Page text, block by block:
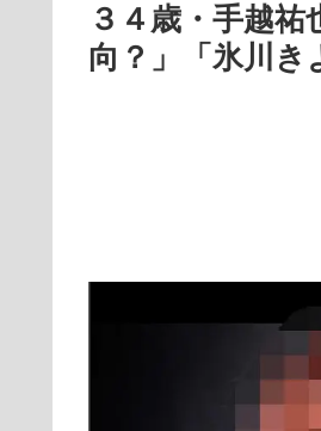
３４歳・手越
向？」「氷川き